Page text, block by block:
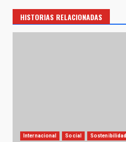
HISTORIAS RELACIONADAS
Internacional Social Sostenibilidad